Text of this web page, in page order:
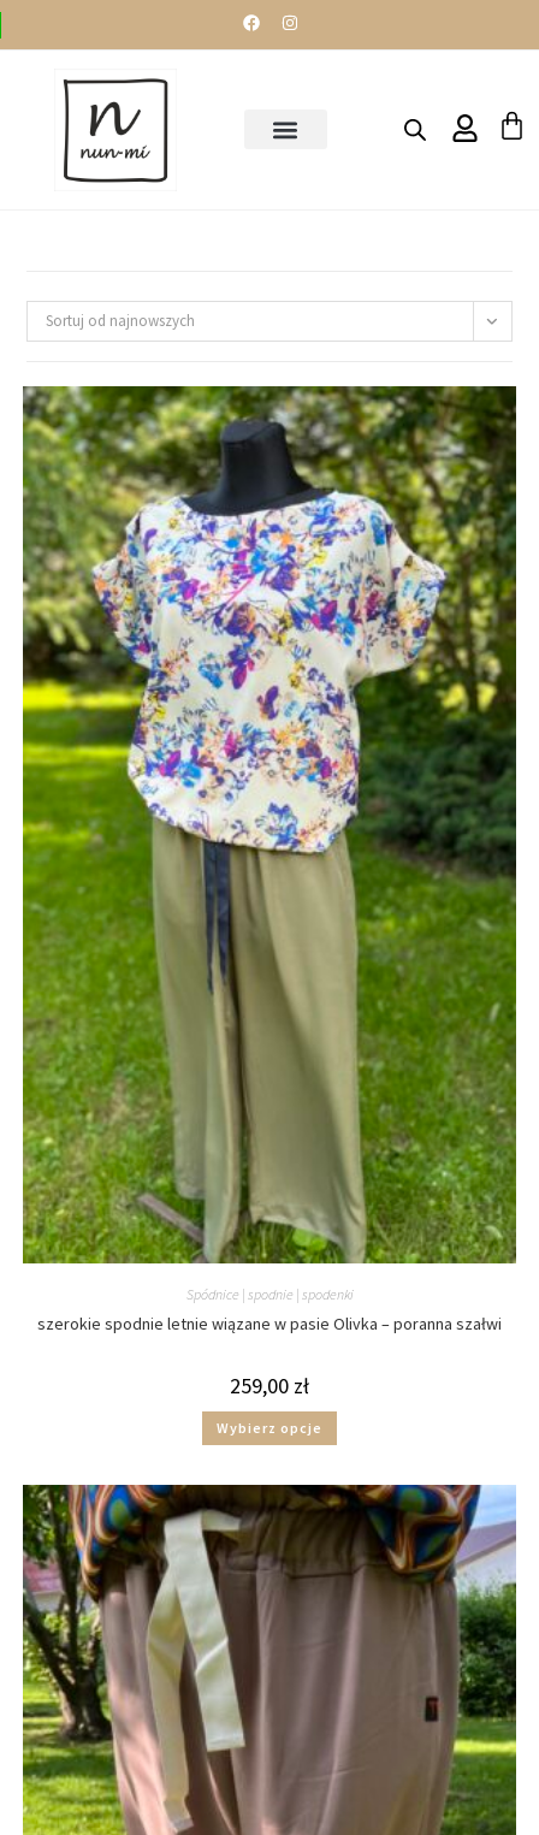
Sortuj od najnowszych
Spódnice | spodnie | spodenki
szerokie spodnie letnie wiązane w pasie Olivka – poranna szałwi
259,00 zł
Wybierz opcje